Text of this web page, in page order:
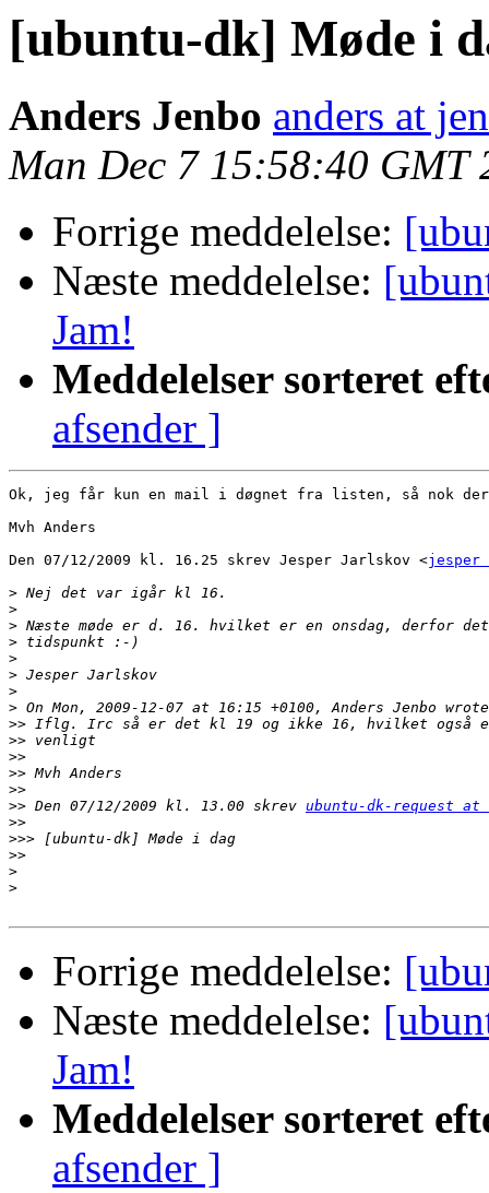
[ubuntu-dk] Møde i
Anders Jenbo anders at
Man Dec 7 15:58:40 GMT
Forrige meddelelse:
Næste meddelelse:
Jam!
Meddelelser sorteret
afsender ]
Ok, jeg får kun en mail i døgnet fra listen, så nok
Mvh Anders
Den 07/12/2009 kl. 16.25 skrev Jesper Jarlskov <jesper
>
>
>
>
>
>
>
>
>>
>>
>>
>>
>>
>> Den 07/12/2009 kl. 13.00 skrev ubuntu-dk-request
>>
>>>
>>
>
>
Forrige meddelelse:
Næste meddelelse:
Jam!
Meddelelser sorteret
afsender ]